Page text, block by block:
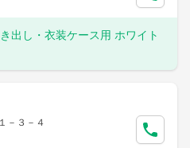
出し・衣装ケース用 ホワイト
－３－４